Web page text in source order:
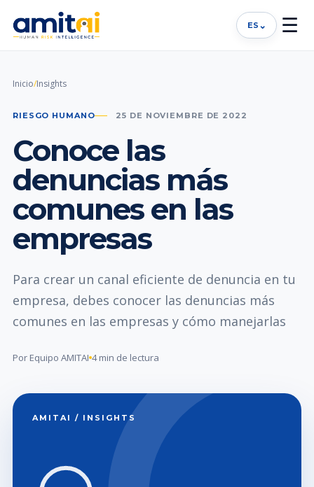
ES ⌄ ☰
Inicio/Insights
RIESGO HUMANO 25 DE NOVIEMBRE DE 2022
Conoce las
denuncias más
comunes en las
empresas
Para crear un canal eficiente de denuncia en tu
empresa, debes conocer las denuncias más
comunes en las empresas y cómo manejarlas
Por Equipo AMITAI 4 min de lectura
AMITAI / INSIGHTS